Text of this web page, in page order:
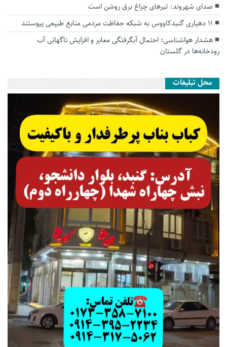
صدای شهروند: تیرهای چراغ برق روشن است
۱۱ دهیاری گنبدکاووس به شبکه حفاظت مردمی منابع طبیعی پیوستند
هشدار هواشناسی؛ احتمال آبگرفتگی معابر و افزایش ناگهانی آب
رودخانه‌ها در گلستان
محل تبلیغات